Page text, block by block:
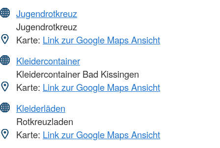
Jugendrotkreuz
Jugendrotkreuz
Karte: Link zur Google Maps Ansicht
Kleidercontainer
Kleidercontainer Bad Kissingen
Karte: Link zur Google Maps Ansicht
Kleiderläden
Rotkreuzladen
Karte: Link zur Google Maps Ansicht